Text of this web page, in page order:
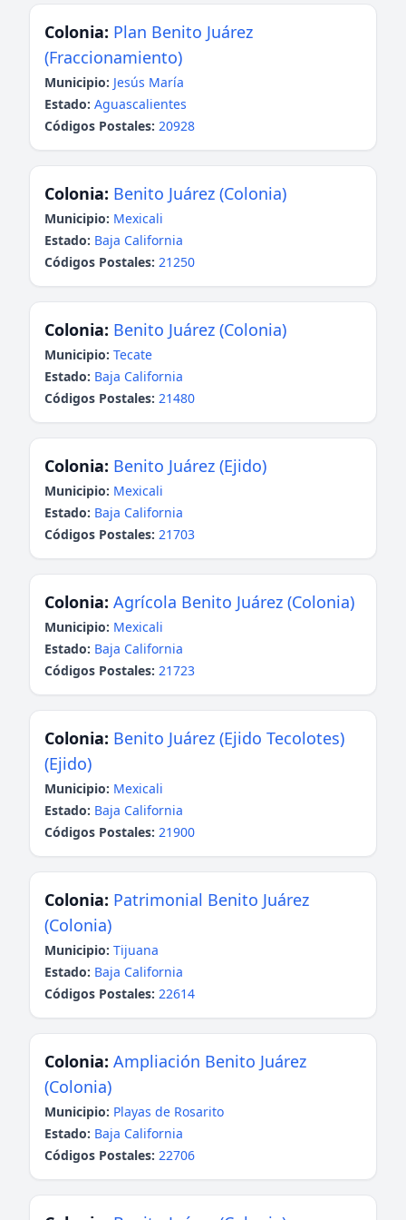
Colonia: Plan Benito Juárez
(Fraccionamiento)
Municipio: Jesús María
Estado: Aguascalientes
Códigos Postales: 20928
Colonia: Benito Juárez (Colonia)
Municipio: Mexicali
Estado: Baja California
Códigos Postales: 21250
Colonia: Benito Juárez (Colonia)
Municipio: Tecate
Estado: Baja California
Códigos Postales: 21480
Colonia: Benito Juárez (Ejido)
Municipio: Mexicali
Estado: Baja California
Códigos Postales: 21703
Colonia: Agrícola Benito Juárez (Colonia)
Municipio: Mexicali
Estado: Baja California
Códigos Postales: 21723
Colonia: Benito Juárez (Ejido Tecolotes)
(Ejido)
Municipio: Mexicali
Estado: Baja California
Códigos Postales: 21900
Colonia: Patrimonial Benito Juárez
(Colonia)
Municipio: Tijuana
Estado: Baja California
Códigos Postales: 22614
Colonia: Ampliación Benito Juárez
(Colonia)
Municipio: Playas de Rosarito
Estado: Baja California
Códigos Postales: 22706